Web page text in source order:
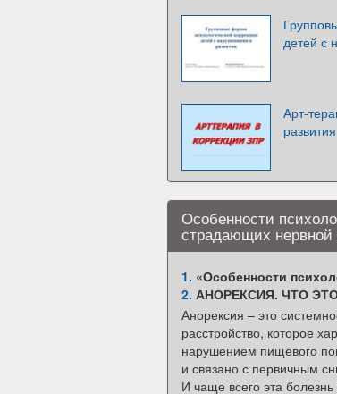
детей с
Арт-
развития
Особенности
страдающих нервной
1. «Особенности
2. АНОРЕКСИЯ. ЧТО
Анорексия – это
расстройство, которое
нарушением пищевого
и связано с первичным
И чаще всего эта болезнь